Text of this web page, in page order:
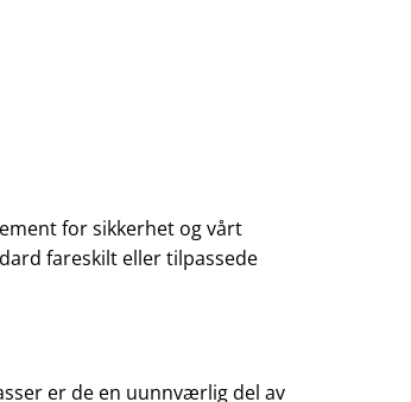
for sikkerhet og vårt
fareskilt eller tilpassede
er de en uunnværlig del av